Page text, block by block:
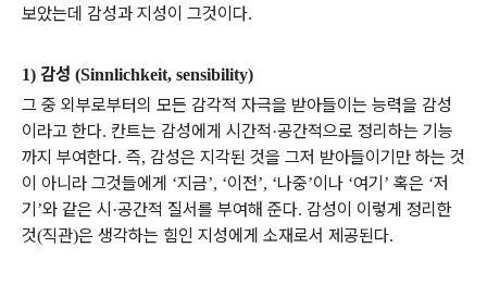
보았는데 감성과 지성이 그것이다.
1) 감성 (Sinnlichkeit, sensibility)
그 중 외부로부터의 모든 감각적 자극을 받아들이는 능력을 감성
이라고 한다. 칸트는 감성에게 시간적·공간적으로 정리하는 기능
까지 부여한다. 즉, 감성은 지각된 것을 그저 받아들이기만 하는 것
이 아니라 그것들에게 ‘지금’, ‘이전’, ‘나중’이나 ‘여기 ’ 혹은 ‘저
기 ’와 같은 시 ·공간적 질서를 부여해 준다. 감성이 이렇게 정리한
것(직관)은 생각하는 힘인 지성에게 소재로서 제공된다.